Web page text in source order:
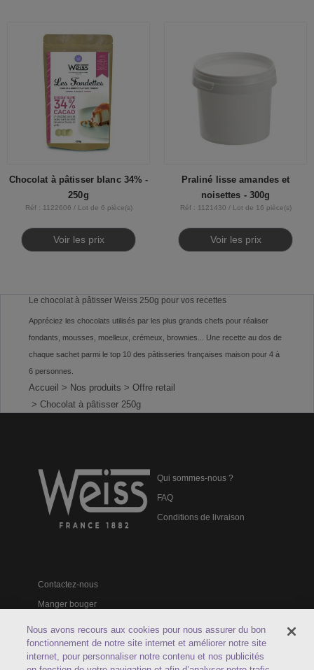
Chocolat à pâtisser blanc 34% -
250g
Réf : 1122606 / Lot de 6 pièce(s)
Voir les prix
Praliné lisse amandes et
noisettes - 300g
Réf : 1121430 / Lot de 16 pièce(s)
Voir les prix
Le chocolat à pâtisser Weiss 250g pour vos recettes
Appréciez les chocolats utilisés par les plus grands chefs pour réaliser
fondants, mousses, moelleux, crémeux, brownies... Une recette au dos de
chaque sachet parmi le top 10 des pâtisseries françaises maison pour 4 à
6 personnes.
Accueil > Nos produits > Offre retail
> Chocolat à pâtisser 250g
Qui sommes-nous ?
FAQ
Conditions de livraison
Contactez-nous
Manger bouger
Nous avons recours aux cookies pour nous assurer du bon
fonctionnement de notre site internet et améliorer notre site
internet, pour personnaliser notre contenu et nos publicités